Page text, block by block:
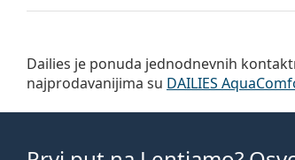
Dailies je ponuda jednodnevnih
najprodavanijima su DAILIES